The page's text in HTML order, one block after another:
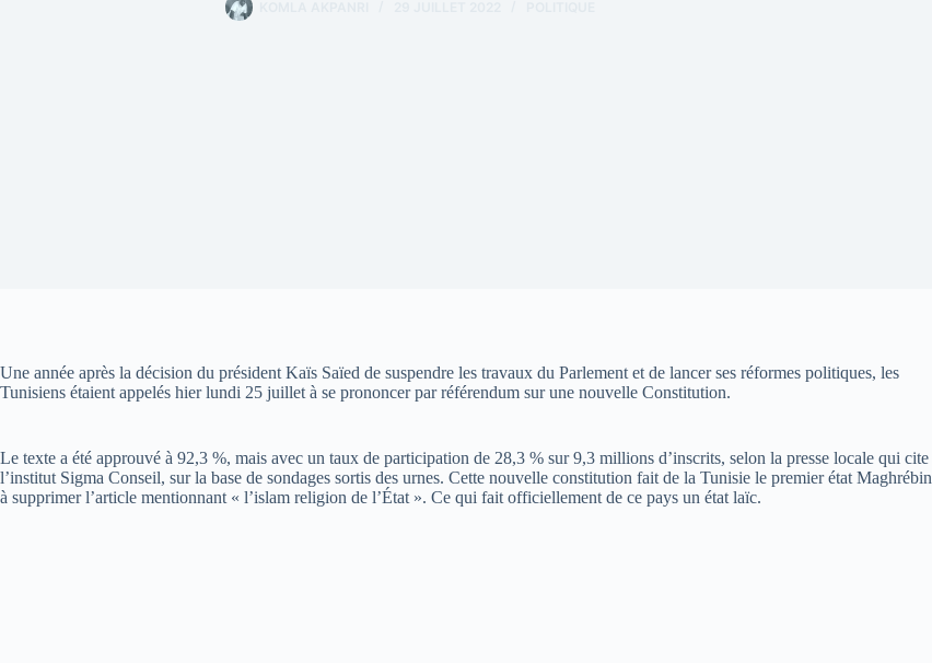
Une année après la décision du président Kaïs Saïed de suspendre les travaux du Parlement et de lancer ses réformes politiques, les
Tunisiens étaient appelés hier lundi 25 juillet à se prononcer par référendum sur une nouvelle Constitution.
Le texte a été approuvé à 92,3 %, mais avec un taux de participation de 28,3 % sur 9,3 millions d’inscrits, selon la presse locale qui cite
l’institut Sigma Conseil, sur la base de sondages sortis des urnes. Cette nouvelle constitution fait de la Tunisie le premier état Maghrébin
à supprimer l’article mentionnant « l’islam religion de l’État ». Ce qui fait officiellement de ce pays un état laïc.